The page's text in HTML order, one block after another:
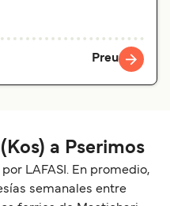
Preu
a Pserimos
LAFASI. En promedio,
semanales entre